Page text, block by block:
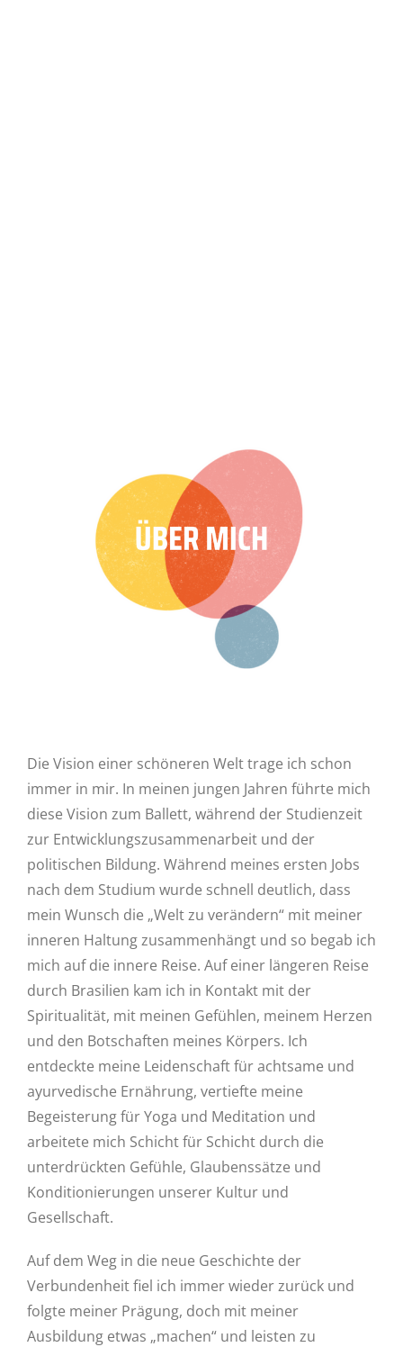
Die Vision einer schöneren Welt trage ich schon
immer in mir. In meinen jungen Jahren führte mich
diese Vision zum Ballett, während der Studienzeit
zur Entwicklungszusammenarbeit und der
politischen Bildung. Während meines ersten Jobs
nach dem Studium wurde schnell deutlich, dass
mein Wunsch die „Welt zu verändern“ mit meiner
inneren Haltung zusammenhängt und so begab ich
mich auf die innere Reise. Auf einer längeren Reise
durch Brasilien kam ich in Kontakt mit der
Spiritualität, mit meinen Gefühlen, meinem Herzen
und den Botschaften meines Körpers. Ich
entdeckte meine Leidenschaft für achtsame und
ayurvedische Ernährung, vertiefte meine
Begeisterung für Yoga und Meditation und
arbeitete mich Schicht für Schicht durch die
unterdrückten Gefühle, Glaubenssätze und
Konditionierungen unserer Kultur und
Gesellschaft.
Auf dem Weg in die neue Geschichte der
Verbundenheit fiel ich immer wieder zurück und
folgte meiner Prägung, doch mit meiner
Ausbildung etwas „machen“ und leisten zu